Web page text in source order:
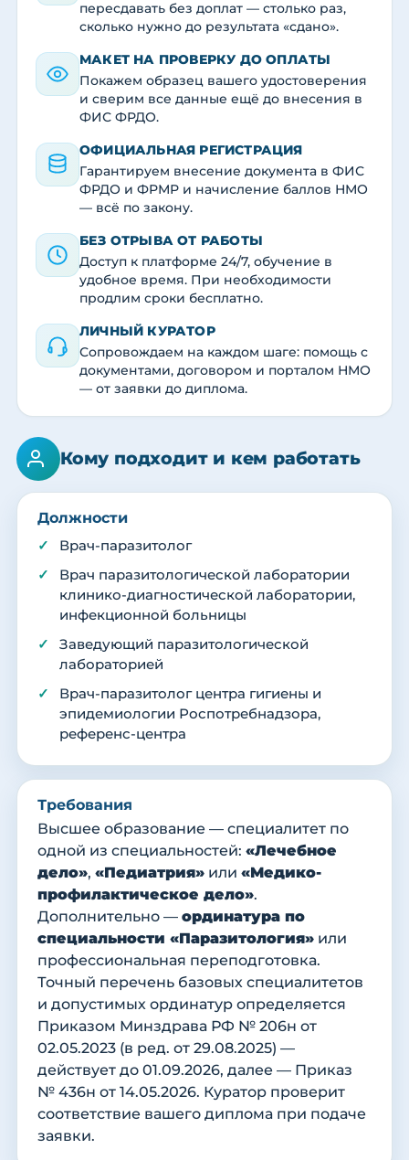
пересдавать без доплат — столько раз,
сколько нужно до результата «сдано».
МАКЕТ НА ПРОВЕРКУ ДО ОПЛАТЫ
Покажем образец вашего удостоверения
и сверим все данные ещё до внесения в
ФИС ФРДО.
ОФИЦИАЛЬНАЯ РЕГИСТРАЦИЯ
Гарантируем внесение документа в ФИС
ФРДО и ФРМР и начисление баллов НМО
— всё по закону.
БЕЗ ОТРЫВА ОТ РАБОТЫ
Доступ к платформе 24/7, обучение в
удобное время. При необходимости
продлим сроки бесплатно.
ЛИЧНЫЙ КУРАТОР
Сопровождаем на каждом шаге: помощь с
документами, договором и порталом НМО
— от заявки до диплома.
Кому подходит и кем работать
Должности
Врач-паразитолог
Врач паразитологической лаборатории
клинико-диагностической лаборатории,
инфекционной больницы
Заведующий паразитологической
лабораторией
Врач-паразитолог центра гигиены и
эпидемиологии Роспотребнадзора,
референс-центра
Требования
Высшее образование — специалитет по
одной из специальностей: «Лечебное
дело», «Педиатрия» или «Медико-
профилактическое дело».
Дополнительно — ординатура по
специальности «Паразитология» или
профессиональная переподготовка.
Точный перечень базовых специалитетов
и допустимых ординатур определяется
Приказом Минздрава РФ № 206н от
02.05.2023 (в ред. от 29.08.2025) —
действует до 01.09.2026, далее — Приказ
№ 436н от 14.05.2026. Куратор проверит
соответствие вашего диплома при подаче
заявки.